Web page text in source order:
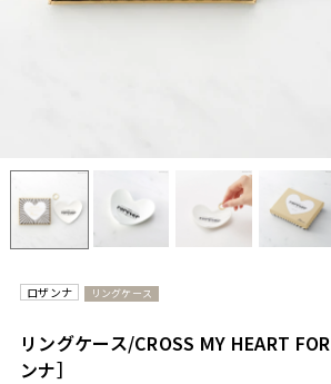
ロザンナ リングケース
リングケース/CROSS MY HEART
ンナ］